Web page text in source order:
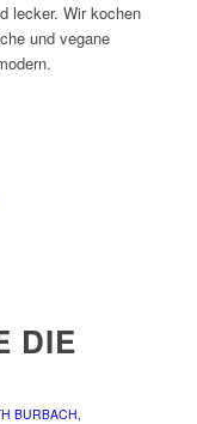
lecker. Wir kochen
und vegane
DIE
BURBACH,